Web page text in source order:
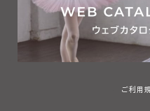
ご利用